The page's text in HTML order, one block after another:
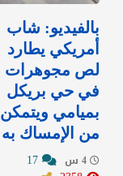
بالفيديو: شاب
أمريكي يطارد
لص مجوهرات
في حي بريكل
بميامي ويتمكن
من الإمساك به